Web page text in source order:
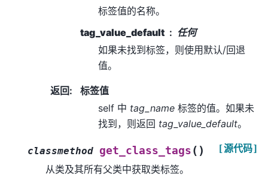
标签值的名称。
tag_value_default
任何
如果未找到标签，则使用默认/回退
值。
返回:
标签值
self 中 tag_name 标签的值。如果未
找到，则返回 tag_value_default。
classmethod get_class_tags ( ) [源代码]
从类及其所有父类中获取类标签。